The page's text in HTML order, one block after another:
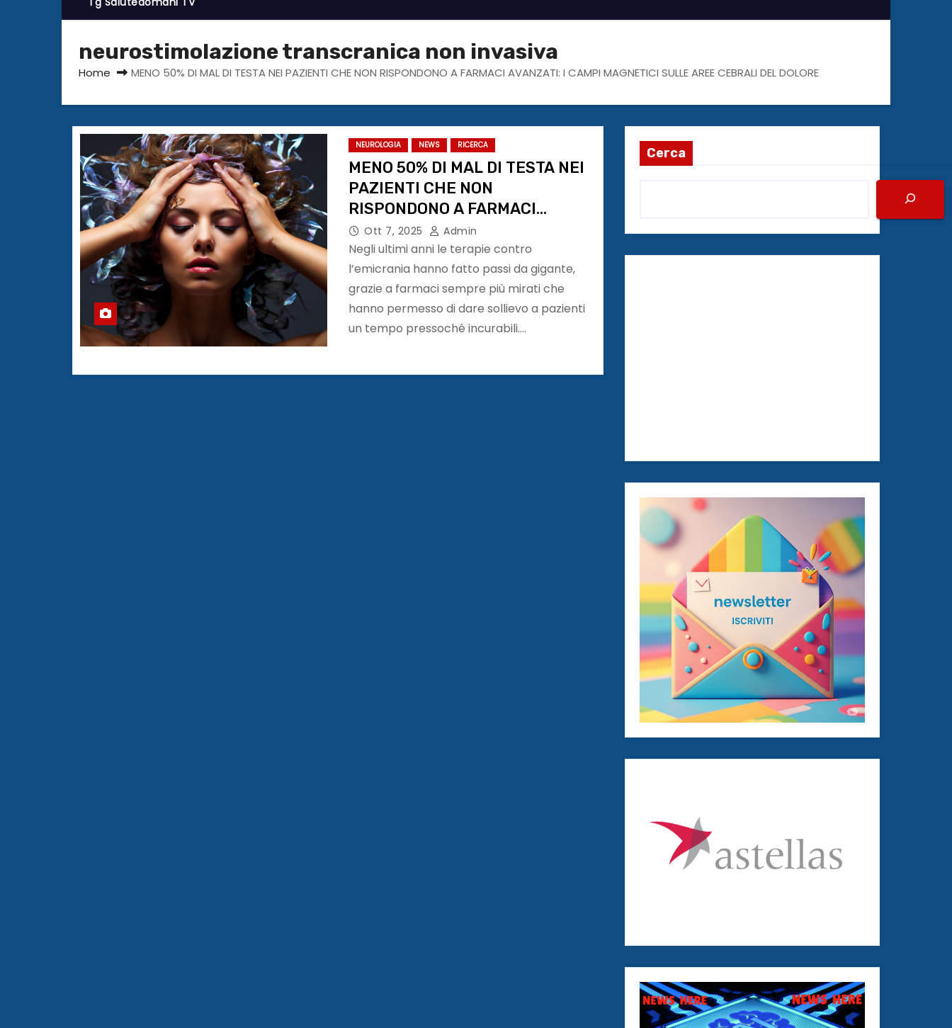
neurostimolazione transcranica non invasiva
Home MENO 50% DI MAL DI TESTA NEI PAZIENTI CHE NON RISPONDONO A FARMACI AVANZATI: I CAMPI MAGNETICI SULLE AREE CEBRALI DEL DOLORE
NEUROLOGIA NEWS RICERCA
MENO 50% DI MAL DI TESTA NEI
PAZIENTI CHE NON
RISPONDONO A FARMACI
AVANZATI: I CAMPI MAGNETICI
SULLE AREE CEBRALI DEL
DOLORE
Ott 7, 2025 Admin
Negli ultimi anni le terapie contro
l’emicrania hanno fatto passi da gigante,
grazie a farmaci sempre più mirati che
hanno permesso di dare sollievo a pazienti
un tempo pressoché incurabili.…
Cerca